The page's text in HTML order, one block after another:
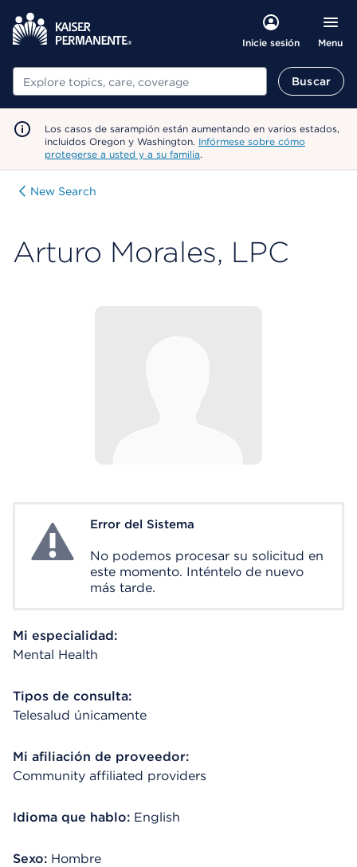
Inicie sesión Menu
Buscar Buscar
Los casos de sarampión están aumentando en varios estados,
incluidos Oregon y Washington. Infórmese sobre cómo
protegerse a usted y a su familia.
New Search
Arturo Morales, LPC
System ErrorError del Sistema
No podemos procesar su solicitud en
este momento. Inténtelo de nuevo
más tarde.
Mi especialidad:
Mental Health
Tipos de consulta:
Telesalud únicamente
Mi afiliación de proveedor:
Community affiliated providers
Idioma que hablo: English
Sexo: Hombre